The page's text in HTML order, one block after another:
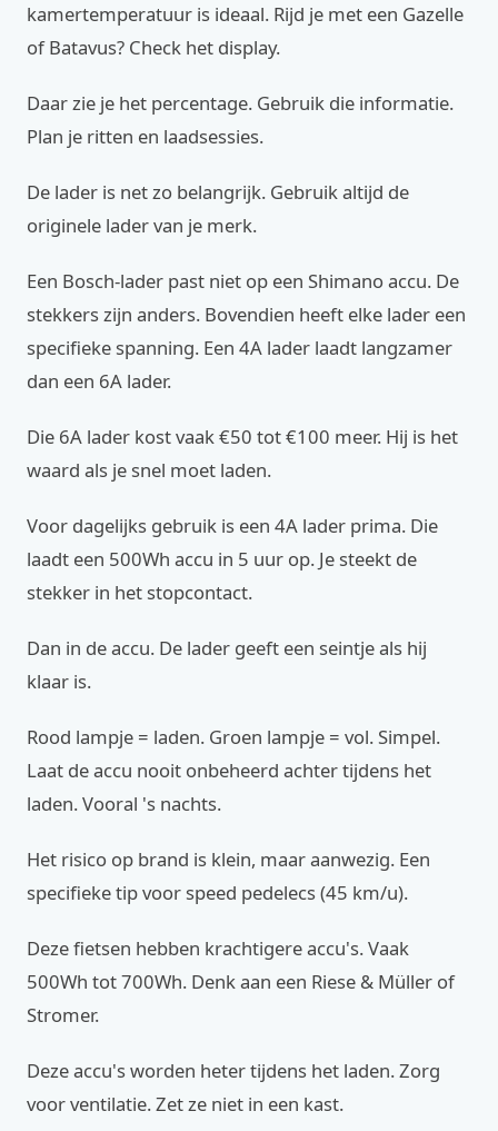
kamertemperatuur is ideaal. Rijd je met een Gazelle
of Batavus? Check het display.
Daar zie je het percentage. Gebruik die informatie.
Plan je ritten en laadsessies.
De lader is net zo belangrijk. Gebruik altijd de
originele lader van je merk.
Een Bosch-lader past niet op een Shimano accu. De
stekkers zijn anders. Bovendien heeft elke lader een
specifieke spanning. Een 4A lader laadt langzamer
dan een 6A lader.
Die 6A lader kost vaak €50 tot €100 meer. Hij is het
waard als je snel moet laden.
Voor dagelijks gebruik is een 4A lader prima. Die
laadt een 500Wh accu in 5 uur op. Je steekt de
stekker in het stopcontact.
Dan in de accu. De lader geeft een seintje als hij
klaar is.
Rood lampje = laden. Groen lampje = vol. Simpel.
Laat de accu nooit onbeheerd achter tijdens het
laden. Vooral 's nachts.
Het risico op brand is klein, maar aanwezig. Een
specifieke tip voor speed pedelecs (45 km/u).
Deze fietsen hebben krachtigere accu's. Vaak
500Wh tot 700Wh. Denk aan een Riese & Müller of
Stromer.
Deze accu's worden heter tijdens het laden. Zorg
voor ventilatie. Zet ze niet in een kast.